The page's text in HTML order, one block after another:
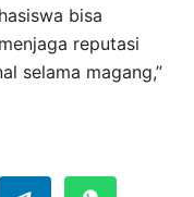
bisa
reputasi
selama magang,”